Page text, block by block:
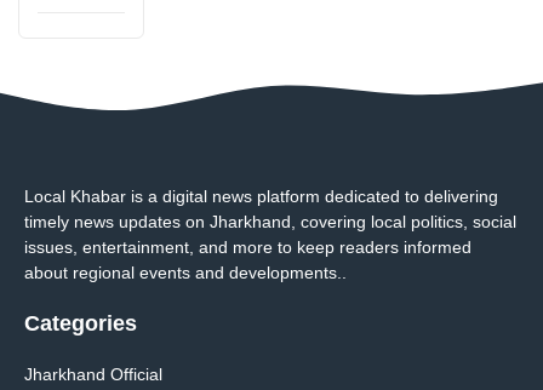
Local Khabar is a digital news platform dedicated to delivering
timely news updates on Jharkhand, covering local politics, social
issues, entertainment, and more to keep readers informed
about regional events and developments..
Categories
Jharkhand Official